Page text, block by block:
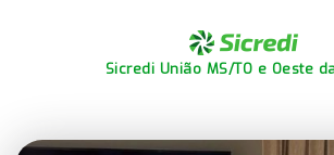
Sicredi União MS/TO e Oeste